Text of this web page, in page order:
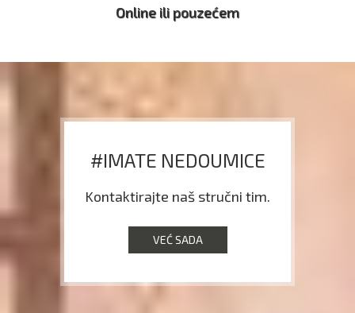
Online ili pouzećem
#IMATE NEDOUMICE
Kontaktirajte naš stručni tim.
VEĆ SADA